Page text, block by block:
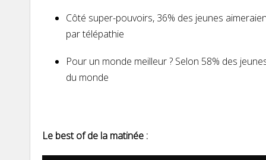
Côté super-pouvoirs, 36% des jeunes
par télépathie
Pour un monde meilleur ? Selon 58% des
du monde
Le best of de la matinée :